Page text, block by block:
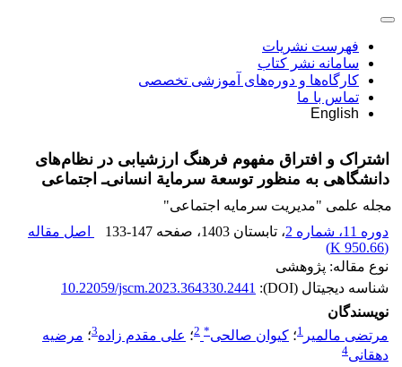
فهرست نشریات
سامانه نشر کتاب
کارگاه‌ها و دوره‌های آموزشی تخصصی
تماس با ما
English
اشتراک و افتراق مفهوم فرهنگ ارزشیابی در نظام‌های
دانشگاهی به منظور توسعة سرمایة انسانی‌ـ اجتماعی
مجله علمی "مدیریت سرمایه اجتماعی"
دوره 11، شماره 2
، تابستان 1403 ، صفحه 133-147
اصل مقاله
(
950.66 K
)
نوع مقاله: پژوهشی
شناسه دیجیتال (DOI):
10.22059/jscm.2023.364330.2441
نویسندگان
مرتضی مالمیر 1؛ کیوان صالحی*
2؛ علی مقدم زاده3؛ مرضیه
دهقانی4